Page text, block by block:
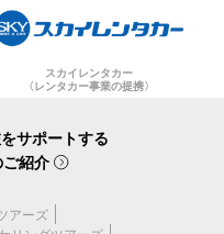
スカイレンタカー
〈レンタカー事業の提携〉
サポートする
紹介
アーズ